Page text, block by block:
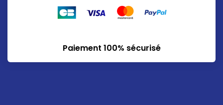
Paiement 100% sécurisé